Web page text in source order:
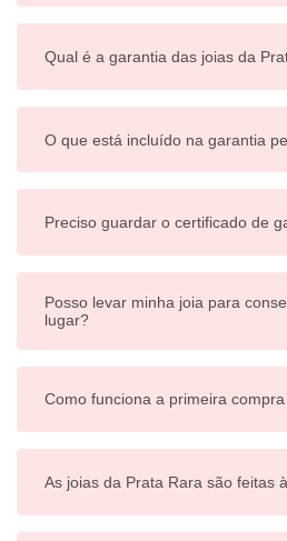
Qual é a garantia das joias da
O que está incluído na garantia
Preciso guardar o certificado de
Posso levar minha joia para
lugar?
Como funciona a primeira
As joias da Prata Rara são feitas